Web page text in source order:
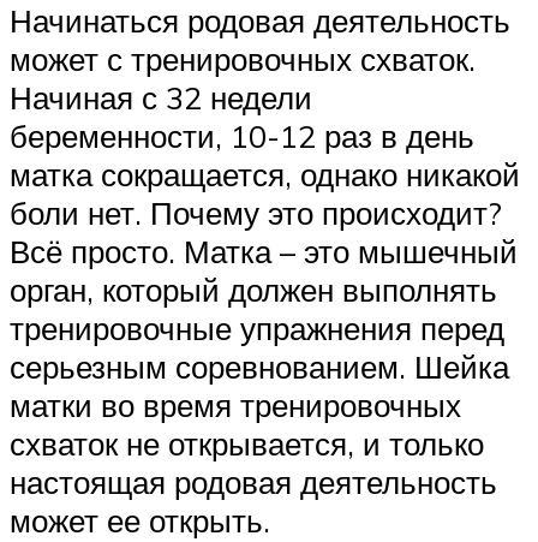
Начинаться родовая деятельность
может с тренировочных схваток.
Начиная с 32 недели
беременности, 10-12 раз в день
матка сокращается, однако никакой
боли нет. Почему это происходит?
Всё просто. Матка – это мышечный
орган, который должен выполнять
тренировочные упражнения перед
серьезным соревнованием. Шейка
матки во время тренировочных
схваток не открывается, и только
настоящая родовая деятельность
может ее открыть.